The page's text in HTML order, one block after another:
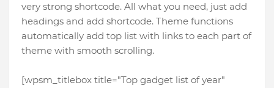
very strong shortcode. All what you need, just add
headings and add shortcode. Theme functions
automatically add top list with links to each part of
theme with smooth scrolling.
[wpsm_titlebox title="Top gadget list of year"